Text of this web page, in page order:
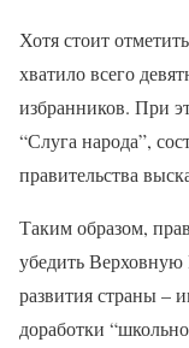
Хотя стоит
хватило всего
избранников. При
“Слуга народа”,
правительства
Таким образом,
убедить Верховную
развития страны –
доработки